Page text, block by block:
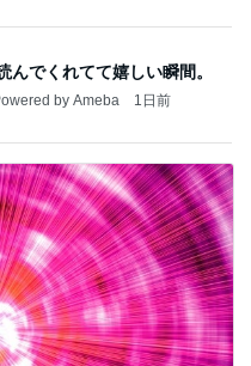
でくれてて嬉しい瞬間。
by Ameba 1日前